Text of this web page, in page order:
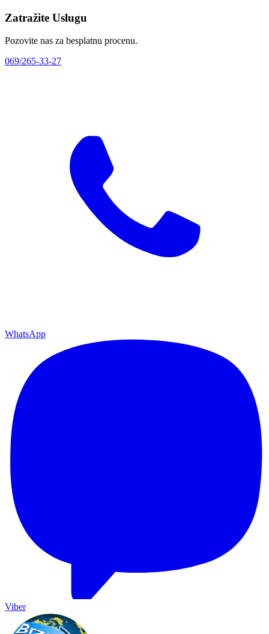
Zatražite Uslugu
Pozovite nas za besplatnu procenu.
069/265-33-27
WhatsApp
Viber